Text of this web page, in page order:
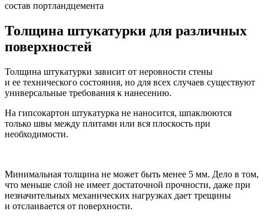
состав портландцемента
Толщина штукатурки для различных
поверхностей
Толщина штукатурки зависит от неровности стены
и ее технического состояния, но для всех случаев существуют
универсальные требования к нанесению.
На гипсокартон штукатурка не наносится, шпаклюются
только швы между плитами или вся плоскость при
необходимости.
Минимальная толщина не может быть менее 5 мм. Дело в том,
что меньше слой не имеет достаточной прочности, даже при
незначительных механических нагрузках дает трещины
и отслаивается от поверхности.